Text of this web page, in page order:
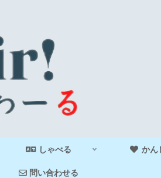
しゃべる かん
問い合わせる